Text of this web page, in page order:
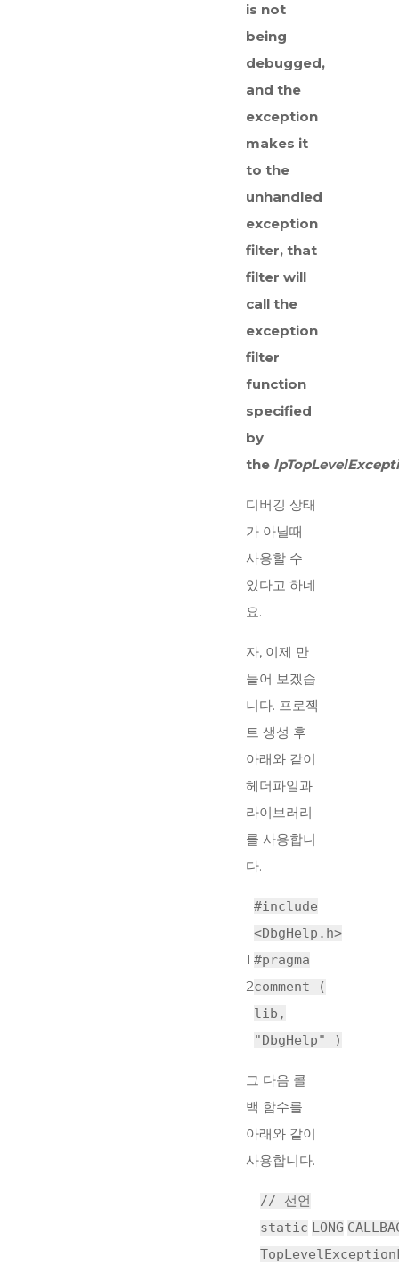
is not
being
debugged,
and the
exception
makes it
to the
unhandled
exception
filter, that
filter will
call the
exception
filter
function
specified
by
the
디버깅 상태
가 아닐때
사용할 수
있다고 하네
요.
자, 이제 만
들어 보겠습
니다. 프로젝
트 생성 후
아래와 같이
헤더파일과
라이브러리
를 사용합니
다.
1
2
#include
<DbgHelp.h>
#pragma
comment (
lib,
"DbgHelp" )
그 다음 콜
백 함수를
아래와 같이
사용합니다.
// 선언
static LONG